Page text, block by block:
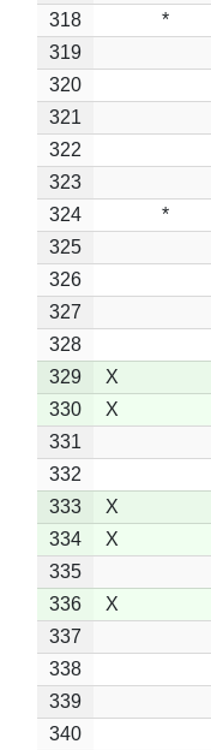
318
*
319
320
321
322
323
324
*
325
326
327
328
329
X
330
X
331
332
333
X
334
X
335
336
X
337
338
339
340